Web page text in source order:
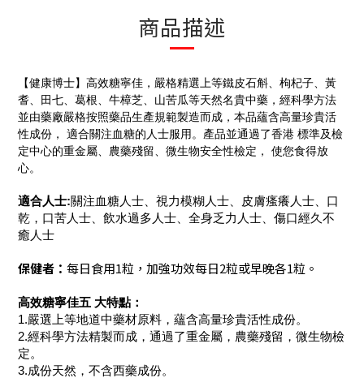
商品描述
【健康博士】高效糖寧佳，嚴格精選上等鐵皮石斛、枸杞子、黃
耆、田七、葛根、牛樟芝、山苦瓜等天然名貴中藥，經科學方法
並由藥廠嚴格按照藥品生產規範製造而成，本品蘊含高量珍貴活
性成份， 適合關注血糖的人士服用。產品並通過了香港 標準及檢
定中心的重金屬、農藥殘留、微生物安全性檢定， 使您食得放
心。
適合人士:關注血糖人士、視力模糊人士、皮膚瘙癢人士、口
乾，口苦人士、飲水過多人士、全身乏力人士、傷口經久不
癒人士
保健者： 每日食用1粒，加強功效每日2粒或早晚各1粒。
高效糖寧佳五 大特點：
1.嚴選上等地道中藥材原料，蘊含高量珍貴活性成份。
2.經科學方法精製而成，通過了重金屬，農藥殘留，微生物檢
定。
3.成份天然，不含西藥成份。